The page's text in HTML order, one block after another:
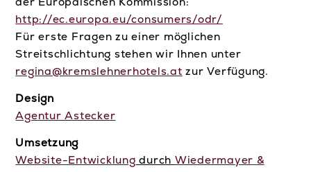
der Europäischen Kommission:
http://ec.europa.eu/consumers/odr/
Für erste Fragen zu einer möglichen
Streitschlichtung stehen wir Ihnen unter
regina@kremslehnerhotels.at zur Verfügung.
Design
Agentur Astecker
Umsetzung
Website-Entwicklung durch Wiedermayer &